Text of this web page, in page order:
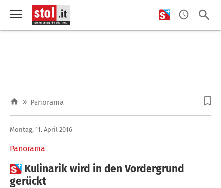
» Panorama
Panorama
Montag, 11. April 2016
 Kulinarik wird in den Vordergrund
gerückt